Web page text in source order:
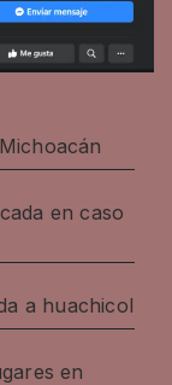
en caso
a huachicol
en